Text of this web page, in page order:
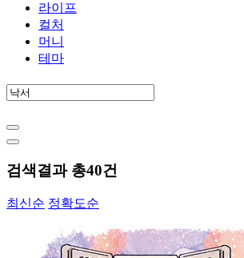
라이프
컬처
머니
테마
검색결과 총40건
최신순 정확도순